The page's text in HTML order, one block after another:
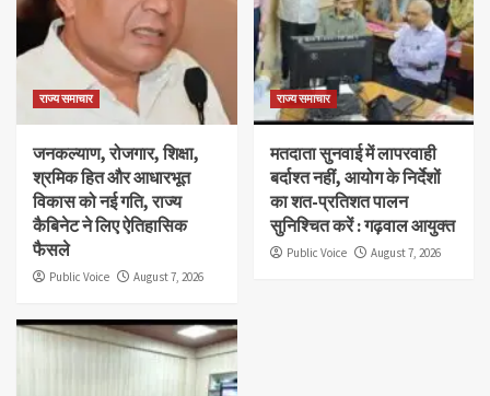
राज्य समाचार
जनकल्याण, रोजगार, शिक्षा,
श्रमिक हित और आधारभूत
विकास को नई गति, राज्य
कैबिनेट ने लिए ऐतिहासिक
फैसले
Public Voice August 7, 2026
राज्य समाचार
मतदाता सुनवाई में लापरवाही
बर्दाश्त नहीं, आयोग के निर्देशों
का शत-प्रतिशत पालन
सुनिश्चित करें : गढ़वाल आयुक्त
Public Voice August 7, 2026